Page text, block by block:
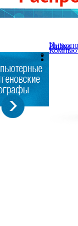
Philips